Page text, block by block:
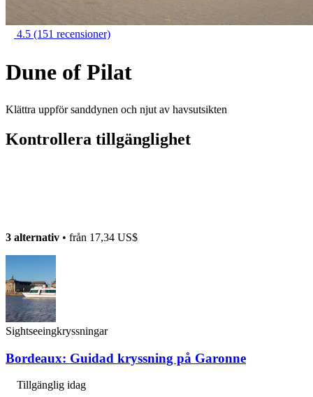
4.5 (151 recensioner)
Dune of Pilat
Klättra uppför sanddynen och njut av havsutsikten
Kontrollera tillgänglighet
3 alternativ • från 17,34 US$
Sightseeingkryssningar
Bordeaux: Guidad kryssning på Garonne
Tillgänglig idag